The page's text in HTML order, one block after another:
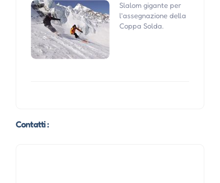
Slalom gigante per
l'assegnazione della
Coppa Solda.
Contatti :